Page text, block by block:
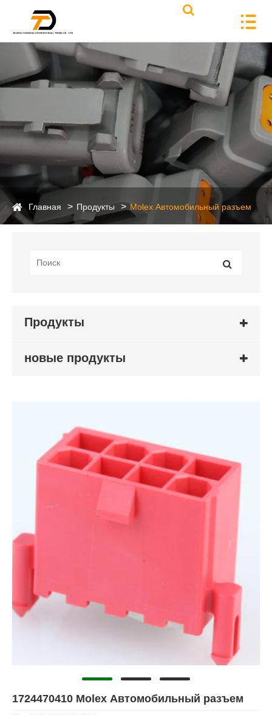
Главная Продукты Molex Автомобильный разъем
Продукты
новые продукты
1724470410 Molex Автомобильный разъем